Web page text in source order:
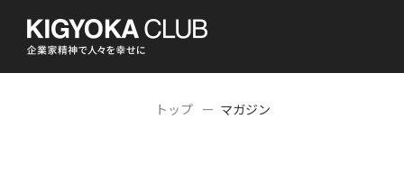
トップ マガジン